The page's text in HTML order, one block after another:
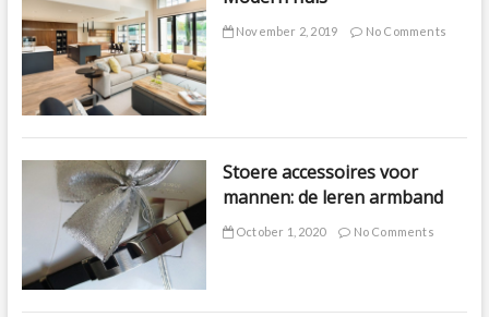
November 2, 2019 No Comments
Stoere accessoires voor
mannen: de leren armband
October 1, 2020 No Comments